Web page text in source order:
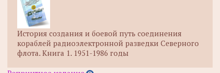
История создания и боевой путь соединения
кораблей радиоэлектронной разведки Северного
флота. Книга 1. 1951-1986 годы